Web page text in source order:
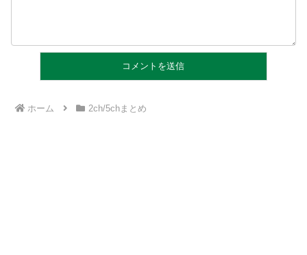
ホーム 2ch/5chまとめ